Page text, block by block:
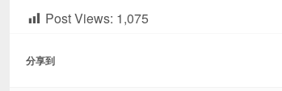
Post Views: 1,075
分享到